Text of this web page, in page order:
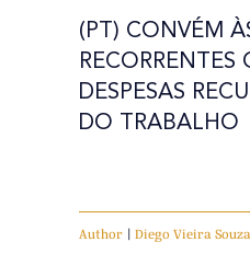
(PT) CONVÉM
DESPESAS
DO TRABALHO
Author | Diego Vieira Souza